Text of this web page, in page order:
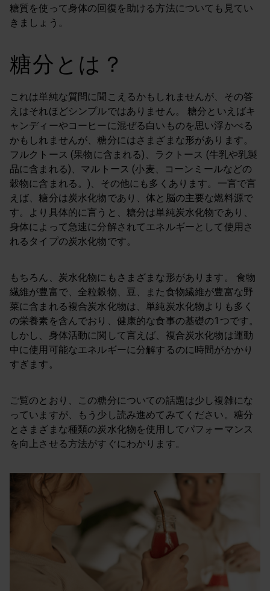
糖質を使って身体の回復を助ける方法についても見てい
きましょう。
糖分とは？
これは単純な質問に聞こえるかもしれませんが、その答
えはそれほどシンプルではありません。 糖分といえばキ
ャンディーやコーヒーに混ぜる白いものを思い浮かべる
かもしれませんが、糖分にはさまざまな形があります。
フルクトース (果物に含まれる)、ラクトース (牛乳や乳製
品に含まれる)、マルトース (小麦、コーンミールなどの
穀物に含まれる。)、その他にも多くあります。一言で言
えば、糖分は炭水化物であり、体と脳の主要な燃料源で
す。より具体的に言うと、糖分は単純炭水化物であり、
身体によって急速に分解されてエネルギーとして使用さ
れるタイプの炭水化物です。
もちろん、炭水化物にもさまざまな形があります。 食物
繊維が豊富で、全粒穀物、豆、また食物繊維が豊富な野
菜に含まれる複合炭水化物は、単純炭水化物よりも多く
の栄養素を含んでおり、健康的な食事の基礎の1つです。
しかし、身体活動に関して言えば、複合炭水化物は運動
中に使用可能なエネルギーに分解するのに時間がかかり
すぎます。
ご覧のとおり、この糖分についての話題は少し複雑にな
っていますが、もう少し読み進めてみてください。糖分
とさまざまな種類の炭水化物を使用してパフォーマンス
を向上させる方法がすぐにわかります。